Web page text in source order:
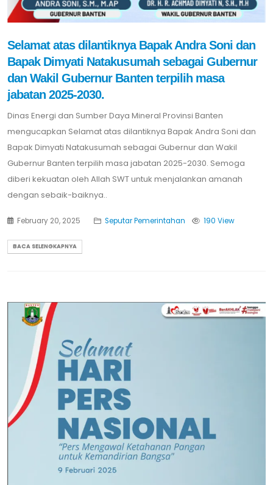
Selamat atas dilantiknya Bapak Andra Soni dan
Bapak Dimyati Natakusumah sebagai Gubernur
dan Wakil Gubernur Banten terpilih masa
jabatan 2025-2030.
Dinas Energi dan Sumber Daya Mineral Provinsi Banten
mengucapkan Selamat atas dilantiknya Bapak Andra Soni dan
Bapak Dimyati Natakusumah sebagai Gubernur dan Wakil
Gubernur Banten terpilih masa jabatan 2025-2030. Semoga
diberi kekuatan oleh Allah SWT untuk menjalankan amanah
dengan sebaik-baiknya..
February 20, 2025 Seputar Pemerintahan 190 View
BACA SELENGKAPNYA